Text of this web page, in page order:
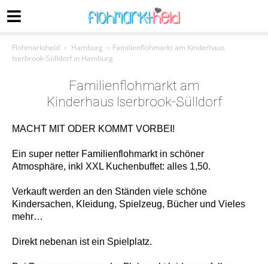
Flohmarktheld Hamburg
Familienflohmarkt am Kinderhaus
Iserbrook-Sülldorf in Hamburg
Familienflohmarkt am
Kinderhaus Iserbrook-Sülldorf
MACHT MIT ODER KOMMT VORBEI!
Ein super netter Familienflohmarkt in schöner
Atmosphäre, inkl XXL Kuchenbuffet: alles 1,50.
Verkauft werden an den Ständen viele schöne
Kindersachen, Kleidung, Spielzeug, Bücher und Vieles
mehr…
Direkt nebenan ist ein Spielplatz.